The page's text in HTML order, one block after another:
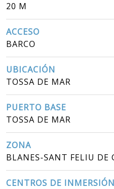
20 M
ACCESO
BARCO
UBICACIÓN
TOSSA DE MAR
PUERTO BASE
TOSSA DE MAR
ZONA
BLANES-SANT FELIU DE
CENTROS DE